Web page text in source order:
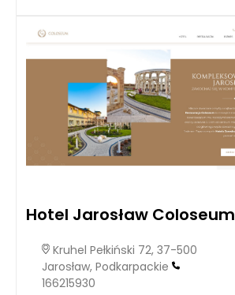
Hotel Jarosław Coloseum
Kruhel Pełkiński 72, 37-500
Jarosław, Podkarpackie
166215930